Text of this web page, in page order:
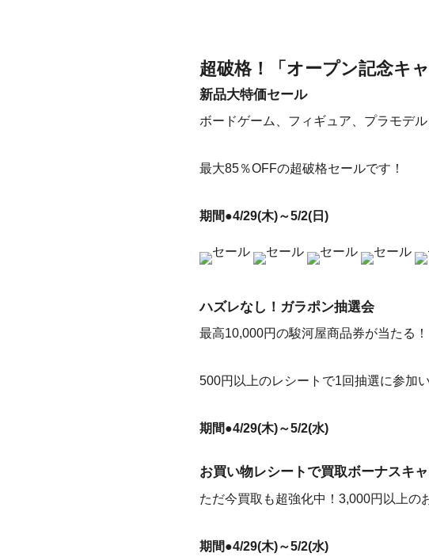
超破格！「オープン記念キ
新品大特価セール
ボードゲーム、フィギュア、プラモデ
最大85％OFFの超破格セールです！
期間●4/29(木)～5/2(日)
ハズレなし！ガラポン抽選会
最高10,000円の駿河屋商品券が当たる！
500円以上のレシートで1回抽選に参加
期間●4/29(木)～5/2(水)
お買い物レシートで買取ボーナスキ
ただ今買取も超強化中！3,000円以上の
期間●4/29(木)～5/2(水)